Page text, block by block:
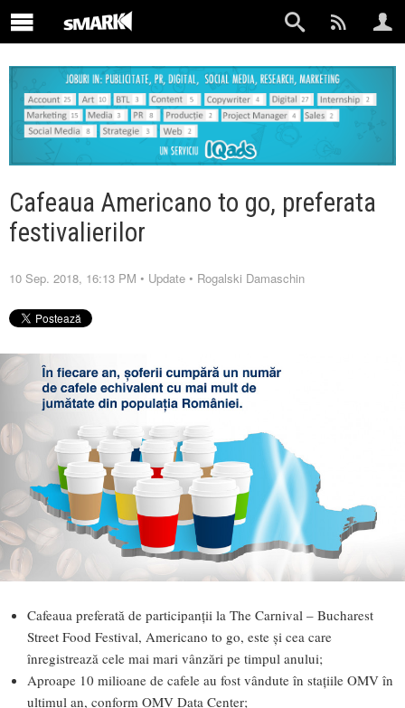
Cafeaua Americano to go, preferata
festivalierilor
10 Sep. 2018, 16:13 PM • Update • Rogalski Damaschin
Cafeaua preferată de participanții la The Carnival – Bucharest
Street Food Festival, Americano to go, este și cea care
înregistrează cele mai mari vânzări pe timpul anului;
Aproape 10 milioane de cafele au fost vândute în stațiile OMV în
ultimul an, conform OMV Data Center;